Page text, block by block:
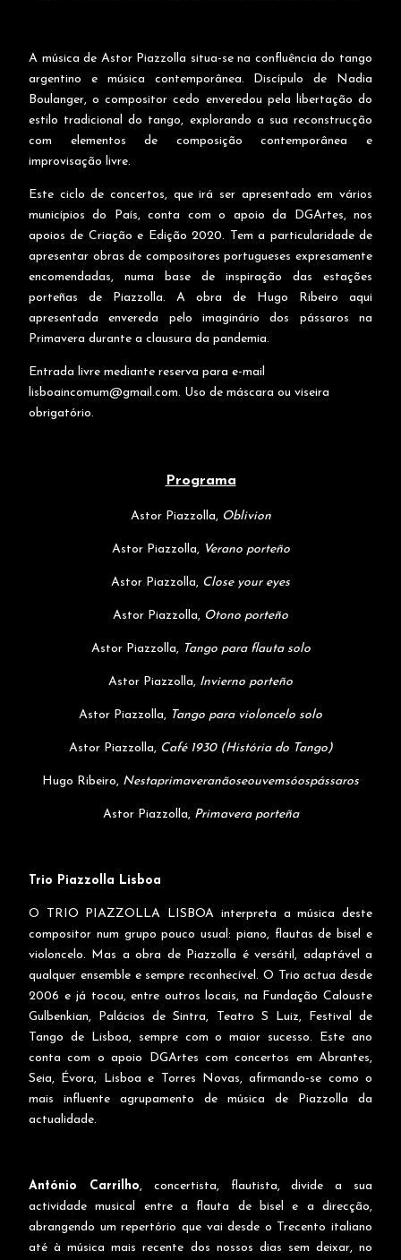
A música de Astor Piazzolla situa-se na confluência do tango
argentino e música contemporânea. Discípulo de Nadia
Boulanger, o compositor cedo enveredou pela libertação do
estilo tradicional do tango, explorando a sua reconstrucção
com elementos de composição contemporânea e
improvisação livre.
Este ciclo de concertos, que irá ser apresentado em vários
municípios do País, conta com o apoio da DGArtes, nos
apoios de Criação e Edição 2020. Tem a particularidade de
apresentar obras de compositores portugueses expresamente
encomendadas, numa base de inspiração das estações
porteñas de Piazzolla. A obra de Hugo Ribeiro aqui
apresentada envereda pelo imaginário dos pássaros na
Primavera durante a clausura da pandemia.
Entrada livre mediante reserva para e-mail
lisboaincomum@gmail.com. Uso de máscara ou viseira
obrigatório.
Programa
Astor Piazzolla, Oblivion
Astor Piazzolla, Verano porteño
Astor Piazzolla, Close your eyes
Astor Piazzolla, Otono porteño
Astor Piazzolla, Tango para flauta solo
Astor Piazzolla, Invierno porteño
Astor Piazzolla, Tango para violoncelo solo
Astor Piazzolla, Café 1930 (História do Tango)
Hugo Ribeiro, Nestaprimaveranãoseouvemsóospássaros
Astor Piazzolla, Primavera porteña
Trio Piazzolla Lisboa
O TRIO PIAZZOLLA LISBOA interpreta a música deste
compositor num grupo pouco usual: piano, flautas de bisel e
violoncelo. Mas a obra de Piazzolla é versátil, adaptável a
qualquer ensemble e sempre reconhecível. O Trio actua desde
2006 e já tocou, entre outros locais, na Fundação Calouste
Gulbenkian, Palácios de Sintra, Teatro S Luiz, Festival de
Tango de Lisboa, sempre com o maior sucesso. Este ano
conta com o apoio DGArtes com concertos em Abrantes,
Seia, Évora, Lisboa e Torres Novas, afirmando-se como o
mais influente agrupamento de música de Piazzolla da
actualidade.
António Carrilho, concertista, flautista, divide a sua
actividade musical entre a flauta de bisel e a direcção,
abrangendo um repertório que vai desde o Trecento italiano
até à música mais recente dos nossos dias sem deixar, no